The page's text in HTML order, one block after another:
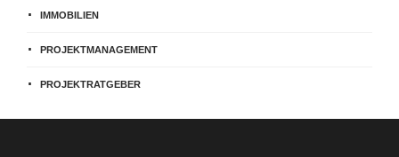
IMMOBILIEN
PROJEKTMANAGEMENT
PROJEKTRATGEBER